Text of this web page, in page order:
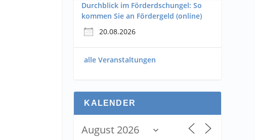
Durchblick im Förderdschungel: So
kommen Sie an Fördergeld (online)
20.08.2026
alle Veranstaltungen
KALENDER